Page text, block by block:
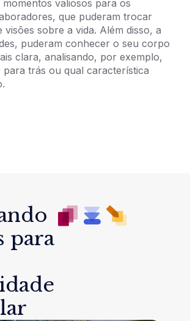
momentos valiosos para os
que puderam trocar
visões sobre a vida. Além disso, a
puderam conhecer o seu corpo
clara, analisando, por exemplo,
trás ou qual característica
para